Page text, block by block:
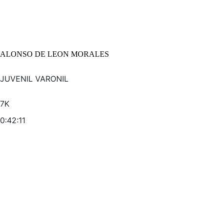
ALONSO DE LEON MORALES
JUVENIL VARONIL
7K
0:42:11